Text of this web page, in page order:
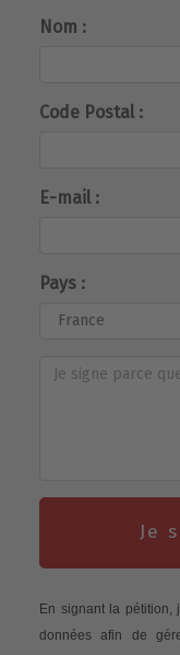
Nom :
Code Postal :
E-mail :
Pays :
Je
En signant la pétition,
données afin de